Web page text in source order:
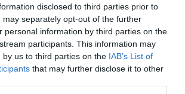
disclosed to third parties prior to
may separately opt-out of the further
personal information by third parties on the
participants. This information may
by us to third parties on the IAB’s List of
that may further disclose it to other
stablecoin terra ukrajna